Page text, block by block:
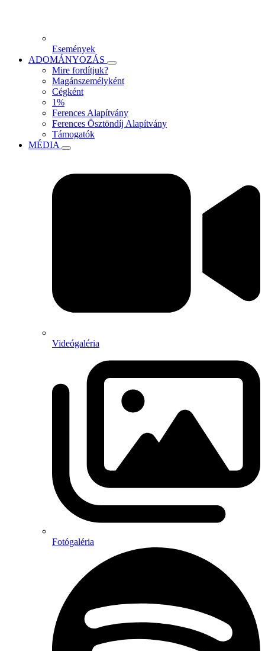
Események
ADOMÁNYOZÁS
Mire fordítjuk?
Magánszemélyként
Cégként
1%
Ferences Alapítvány
Ferences Ösztöndíj Alapítvány
Támogatók
MÉDIA
Videógaléria
Fotógaléria